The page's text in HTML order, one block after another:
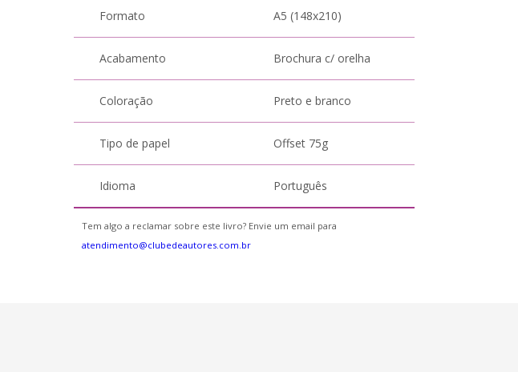
Formato A5 (148x210)
Acabamento Brochura c/ orelha
Coloração Preto e branco
Tipo de papel Offset 75g
Idioma Português
Tem algo a reclamar sobre este livro? Envie um email para
atendimento@clubedeautores.com.br